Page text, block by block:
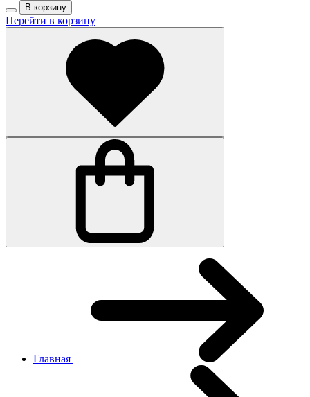
В корзину
Перейти в корзину
Главная